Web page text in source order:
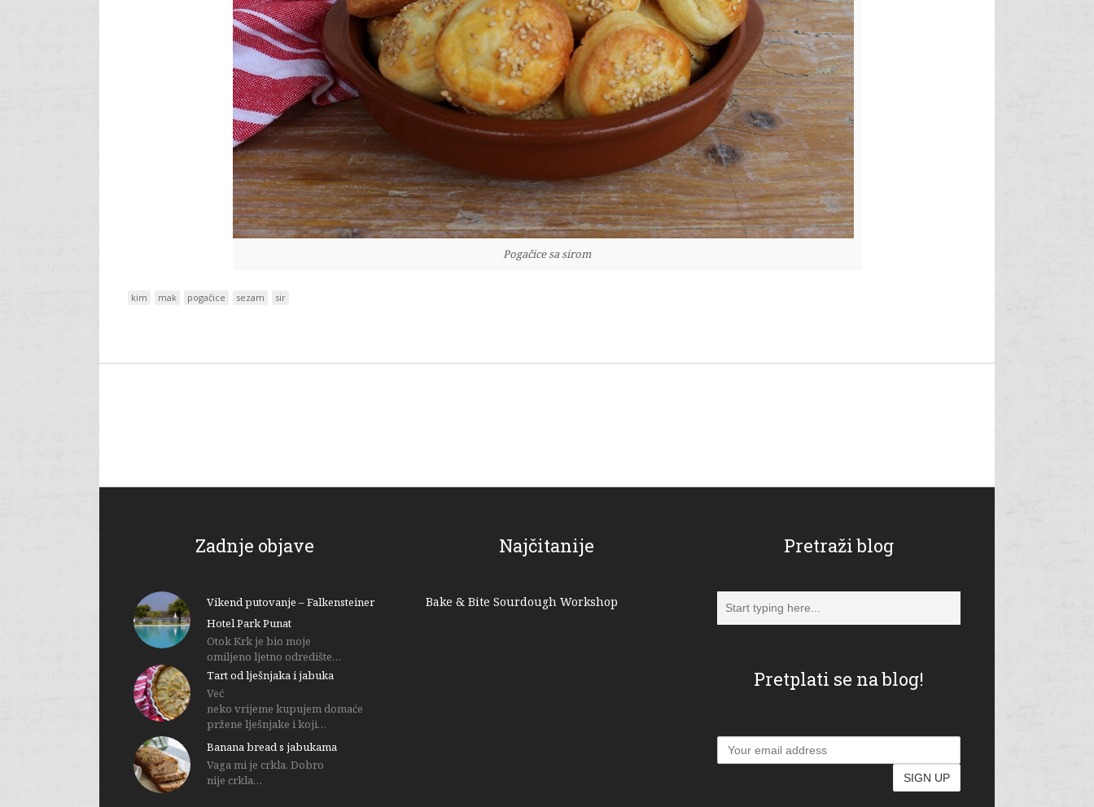
Pogačice sa sirom
kim mak pogačice sezam sir
Zadnje objave
Vikend putovanje – Falkensteiner
Hotel Park Punat
Otok Krk je bio moje
omiljeno ljetno odredište…
Tart od lješnjaka i jabuka
Već
neko vrijeme kupujem domaće
pržene lješnjake i koji…
Banana bread s jabukama
Vaga mi je crkla. Dobro
nije crkla…
Najčitanije
Bake & Bite Sourdough Workshop
Pretraži blog
Pretplati se na blog!